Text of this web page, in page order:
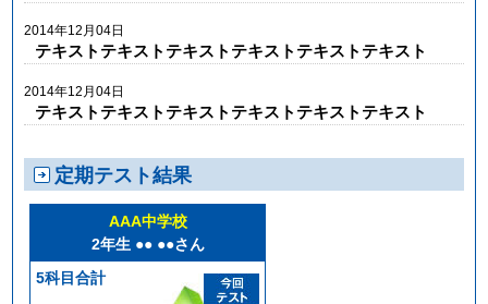
2014年12月04日
テキストテキストテキストテキストテキストテキスト
2014年12月04日
テキストテキストテキストテキストテキストテキスト
定期テスト結果
AAA中学校
2年生 ●● ●●さん
5科目合計